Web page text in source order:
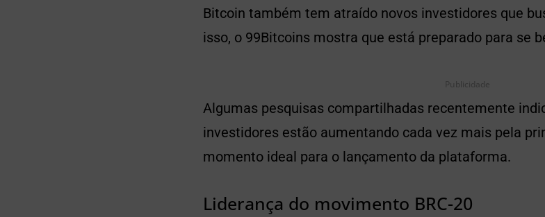
Bitcoin também tem atraído novos investidores que
isso, o 99Bitcoins mostra que está preparado para se
Publicidade
Algumas pesquisas compartilhadas recentemente
investidores estão aumentando cada vez mais pela
momento ideal para o lançamento da plataforma.
Liderança do movimento BRC-20